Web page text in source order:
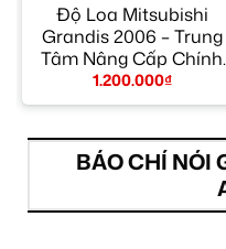
Độ Loa Mitsubishi
Grandis 2006 – Trung
Tâm Nâng Cấp Chính
Hãng TPHCM
1.200.000₫
BÁO CHÍ NÓI